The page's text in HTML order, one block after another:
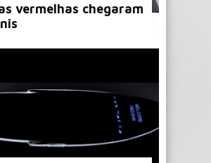
vermelhas chegaram